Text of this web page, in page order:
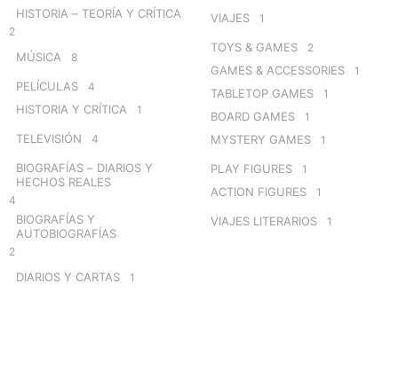
HISTORIA – TEORÍA Y CRÍTICA
2
MÚSICA 8
PELÍCULAS 4
HISTORIA Y CRÍTICA 1
TELEVISIÓN 4
BIOGRAFÍAS – DIARIOS Y
HECHOS REALES
4
BIOGRAFÍAS Y
AUTOBIOGRAFÍAS
2
DIARIOS Y CARTAS 1
VIAJES 1
TOYS & GAMES 2
GAMES & ACCESSORIES 1
TABLETOP GAMES 1
BOARD GAMES 1
MYSTERY GAMES 1
PLAY FIGURES 1
ACTION FIGURES 1
VIAJES LITERARIOS 1